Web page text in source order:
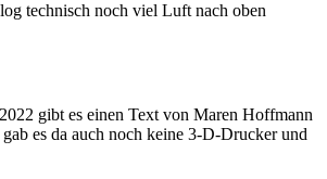
technisch noch viel Luft nach oben
gibt es einen Text von Maren Hoffmann
es da auch noch keine 3-D-Drucker und